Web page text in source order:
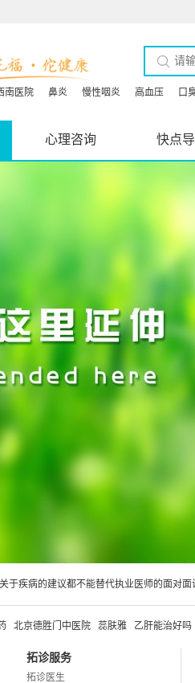
南医院 鼻炎 慢性咽炎 高血压 口
心理咨询 快点
于疾病的建议都不能替代执业医师的面对
北京德胜门中医院 蕊肤雅 乙肝能治好吗
拓诊服务
拓诊医生